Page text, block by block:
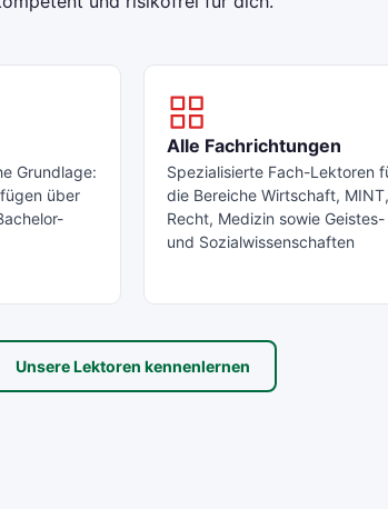
Grundlage:
über
Alle Fachrichtungen
Spezialisierte Fach-Lektoren
die Bereiche Wirtschaft, MINT,
Recht, Medizin sowie Geistes-
und Sozialwissenschaften
Unsere Lektoren kennenlernen